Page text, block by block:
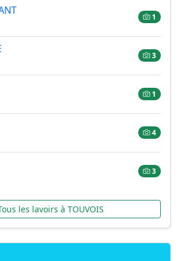
1
3
1
4
3
les lavoirs à TOUVOIS